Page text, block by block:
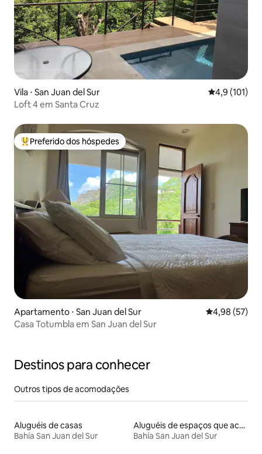
Vila ⋅ San Juan del Sur 4,9 de uma
4,9 (101)
Loft 4 em Santa Cruz
Entre os melhores preferidos dos hóspedes
Preferido dos hóspedes
Apartamento ⋅ San Juan del Sur 4,98 de uma
4,98 (57)
Casa Totumbla em San Juan del Sur
Destinos para conhecer
Outros tipos de acomodações
Aluguéis de casas
Bahía San Juan del Sur
Aluguéis de espaços que aceitam animais de estimação
Bahía San Juan del Sur